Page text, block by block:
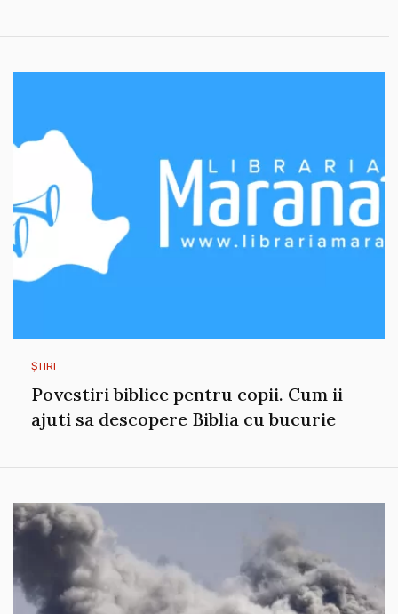
ȘTIRI
Povestiri biblice pentru copii. Cum ii
ajuti sa descopere Biblia cu bucurie